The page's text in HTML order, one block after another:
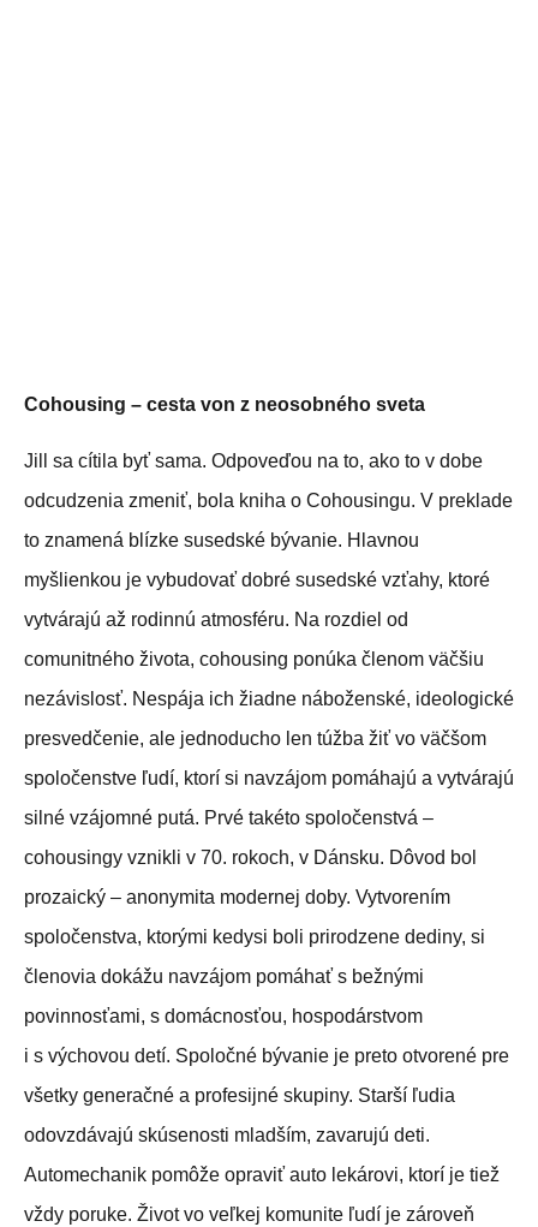
Cohousing – cesta von z neosobného sveta
Jill sa cítila byť sama. Odpoveďou na to, ako to v dobe
odcudzenia zmeniť, bola kniha o Cohousingu. V preklade
to znamená blízke susedské bývanie. Hlavnou
myšlienkou je vybudovať dobré susedské vzťahy, ktoré
vytvárajú až rodinnú atmosféru. Na rozdiel od
comunitného života, cohousing ponúka členom väčšiu
nezávislosť. Nespája ich žiadne náboženské, ideologické
presvedčenie, ale jednoducho len túžba žiť vo väčšom
spoločenstve ľudí, ktorí si navzájom pomáhajú a vytvárajú
silné vzájomné putá. Prvé takéto spoločenstvá –
cohousingy vznikli v 70. rokoch, v Dánsku. Dôvod bol
prozaický – anonymita modernej doby. Vytvorením
spoločenstva, ktorými kedysi boli prirodzene dediny, si
členovia dokážu navzájom pomáhať s bežnými
povinnosťami, s domácnosťou, hospodárstvom
i s výchovou detí. Spoločné bývanie je preto otvorené pre
všetky generačné a profesijné skupiny. Starší ľudia
odovzdávajú skúsenosti mladším, zavarujú deti.
Automechanik pomôže opraviť auto lekárovi, ktorí je tiež
vždy poruke. Život vo veľkej komunite ľudí je zároveň